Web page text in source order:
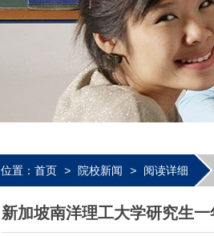
位置： 首页 > 院校新闻 > 阅读详细
新加坡南洋理工大学研究生